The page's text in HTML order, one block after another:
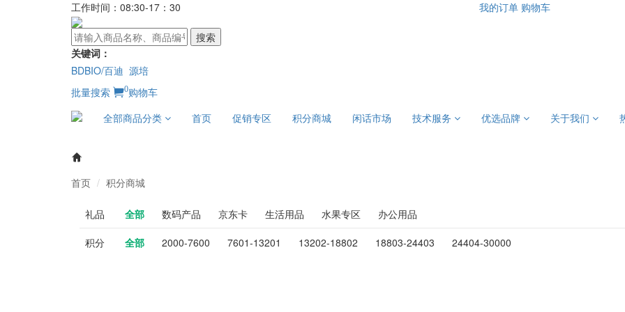
工作时间：08:30-17：30 我的订单 购物车
搜索
关键词：
BDBIO/百迪 源培
批量搜索
0购物车
全部商品分类
首页 促销专区 积分商城 闲话市场 技术服务 优选品牌 关于我们
首页 积分商城
礼品 全部 数码产品 京东卡 生活用品 水果专区 办公用品
积分 全部 2000-7600 7601-13201 13202-18802 18803-24403 24404-30000